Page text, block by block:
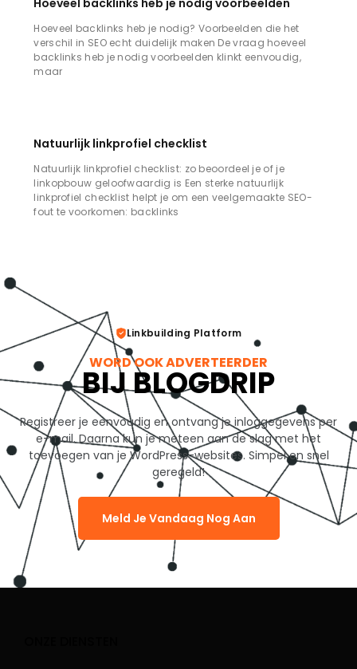
Hoeveel backlinks heb je nodig? Voorbeelden die het
verschil in SEO echt duidelijk maken De vraag hoeveel
backlinks heb je nodig voorbeelden klinkt eenvoudig,
maar
Natuurlijk linkprofiel checklist
Natuurlijk linkprofiel checklist: zo beoordeel je of je
linkopbouw geloofwaardig is Een sterke natuurlijk
linkprofiel checklist helpt je om een veelgemaakte SEO-
fout te voorkomen: backlinks
Linkbuilding Platform
WORD OOK ADVERTEERDER
BIJ BLOGDRIP
Registreer je eenvoudig en ontvang je inloggegevens per
e-mail. Daarna kun je meteen aan de slag met het
toevoegen van je WordPress-websites. Simpel en snel
geregeld!
Meld Je Vandaag Nog Aan